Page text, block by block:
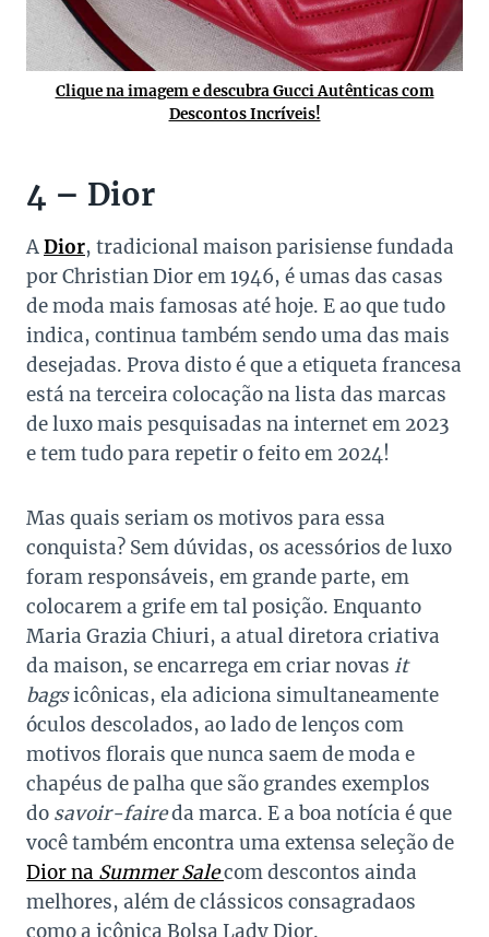
Clique na imagem e descubra Gucci Autênticas com
Descontos Incríveis!
4 – Dior
ADior, tradicional maison parisiense fundada
por Christian Dior em 1946, é umas das casas
de moda mais famosas até hoje. E ao que tudo
indica, continua também sendo uma das mais
desejadas. Prova disto é que a etiqueta francesa
está na terceira colocação na lista das marcas
de luxo mais pesquisadas na internet em 2023
e tem tudo para repetir o feito em 2024!
Mas quais seriam os motivos para essa
conquista? Sem dúvidas, os acessórios de luxo
foram responsáveis, em grande parte, em
colocarem a grife em tal posição. Enquanto
Maria Grazia Chiuri, a atual diretora criativa
da maison, se encarrega em criar novas it
bagsicônicas, ela adiciona simultaneamente
óculos descolados, ao lado de lenços com
motivos florais que nunca saem de moda e
chapéus de palha que são grandes exemplos
do savoir-faireda marca. E a boa notícia é que
você também encontra uma extensa seleção de
Dior na Summer Salecom descontos ainda
melhores, além de clássicos consagradaos
como a icônica Bolsa Lady Dior.